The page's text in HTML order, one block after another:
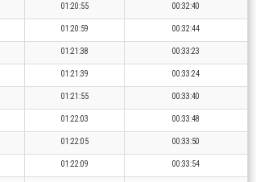
01:20:55 00:32:40
01:20:59 00:32:44
01:21:38 00:33:23
01:21:39 00:33:24
01:21:55 00:33:40
01:22:03 00:33:48
01:22:05 00:33:50
01:22:09 00:33:54